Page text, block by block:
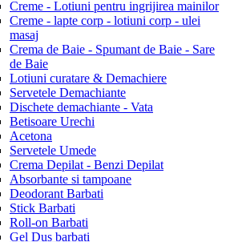
Creme - Lotiuni pentru ingrijirea mainilor
Creme - lapte corp - lotiuni corp - ulei
masaj
Crema de Baie - Spumant de Baie - Sare
de Baie
Lotiuni curatare & Demachiere
Servetele Demachiante
Dischete demachiante - Vata
Betisoare Urechi
Acetona
Servetele Umede
Crema Depilat - Benzi Depilat
Absorbante si tampoane
Deodorant Barbati
Stick Barbati
Roll-on Barbati
Gel Dus barbati